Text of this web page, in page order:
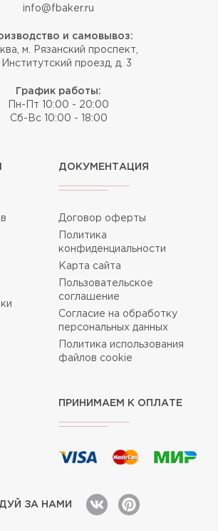
info@fbaker.ru
и самовывоз:
м. Рязанский проспект,
Институтский проезд, д. 3
График работы:
Пн-Пт 10:00 - 20:00
Сб-Вс 10:00 - 18:00
ДОКУМЕНТАЦИЯ
Договор оферты
Политика
конфиденциальности
Карта сайта
Пользовательское
соглашение
Согласие на обработку
персональных данных
Политика использования
файлов cookie
ПРИНИМАЕМ К ОПЛАТЕ
ЗА НАМИ